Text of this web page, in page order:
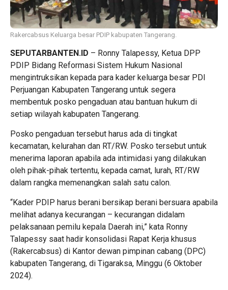
Rakercabsus Keluarga besar PDIP kabupaten Tangerang.
SEPUTARBANTEN.ID – Ronny Talapessy, Ketua DPP
PDIP Bidang Reformasi Sistem Hukum Nasional
mengintruksikan kepada para kader keluarga besar PDI
Perjuangan Kabupaten Tangerang untuk segera
membentuk posko pengaduan atau bantuan hukum di
setiap wilayah kabupaten Tangerang.
Posko pengaduan tersebut harus ada di tingkat
kecamatan, kelurahan dan RT/RW. Posko tersebut untuk
menerima laporan apabila ada intimidasi yang dilakukan
oleh pihak-pihak tertentu, kepada camat, lurah, RT/RW
dalam rangka memenangkan salah satu calon.
“Kader PDIP harus berani bersikap berani bersuara apabila
melihat adanya kecurangan – kecurangan didalam
pelaksanaan pemilu kepala Daerah ini,” kata Ronny
Talapessy saat hadir konsolidasi Rapat Kerja khusus
(Rakercabsus) di Kantor dewan pimpinan cabang (DPC)
kabupaten Tangerang, di Tigaraksa, Minggu (6 Oktober
2024).